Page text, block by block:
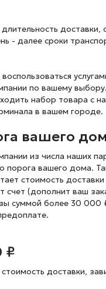
доставки,
- далее сроки
по вашему
набор товара с
в вашем городе.
вашего
из числа наших
порога вашего дома.
стоимость
счет (дополнит ваш
суммой более 30 000
₽
доставки,